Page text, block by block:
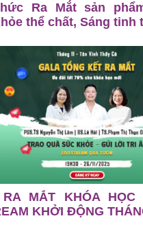
Ra Mắt sản
thể chất, Sáng tinh
MẮT KHÓA HỌC
KHỞI ĐỘNG